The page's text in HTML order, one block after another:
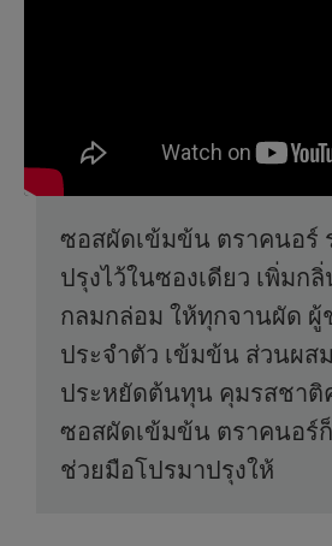
ซอสผัดเข้มข้น ตราคนอร์
ปรุงไว้ในซองเดียว เพิ่มก
กลมกล่อม ให้ทุกจานผัด ผู้
ประจำตัว เข้มข้น ส่วนผส
ประหยัดต้นทุน คุมรสชาติ
ซอสผัดเข้มข้น ตราคนอร์
ช่วยมือโปรมาปรุงให้